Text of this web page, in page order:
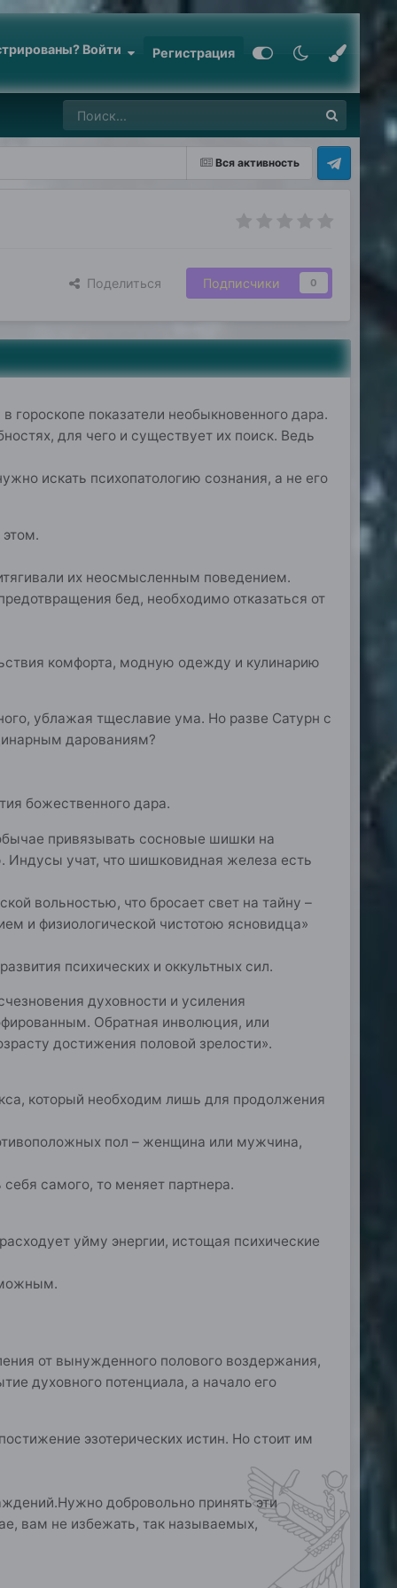
Войти Регистрация
Вся активность
Поделиться Подписчики 0
гороскопе показатели необыкновенного дара.
для чего и существует их поиск. Ведь
искать психопатологию сознания, а не его
их неосмысленным поведением.
бед, необходимо отказаться от
комфорта, модную одежду и кулинарию
ублажая тщеславие ума. Но разве Сатурн с
дарованиям?
божественного дара.
привязывать сосновые шишки на
учат, что шишковидная железа есть
вольностью, что бросает свет на тайну –
и физиологической чистотою ясновидца»
психических и оккультных сил.
духовности и усиления
Обратная инволюция, или
достижения половой зрелости».
который необходим лишь для продолжения
пол – женщина или мужчина,
самого, то меняет партнера.
уйму энергии, истощая психические
от вынужденного полового воздержания,
духовного потенциала, а начало его
эзотерических истин. Но стоит им
добровольно принять эти
вам не избежать, так называемых,